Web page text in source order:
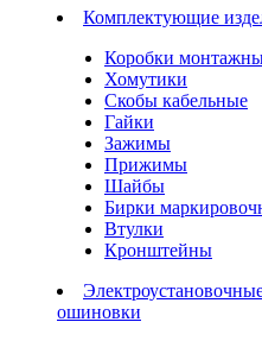
Комплектующие
Коробки
Хомутики
Скобы кабельные
Гайки
Зажимы
Прижимы
Шайбы
Бирки
Втулки
Кронштейны
ошиновки